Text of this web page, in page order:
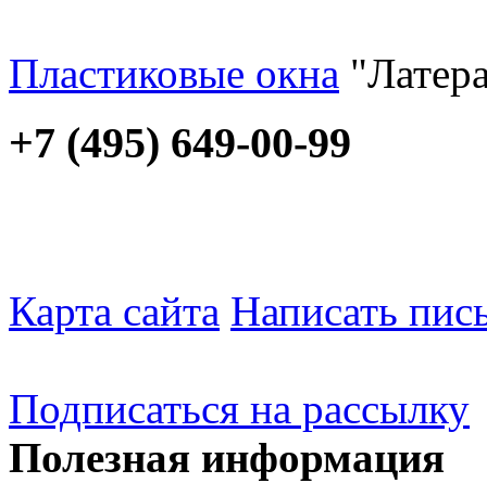
Пластиковые окна
+7 (495) 649-00-99
Карта сайта Написать
Подписаться на рассылку
Полезная информация